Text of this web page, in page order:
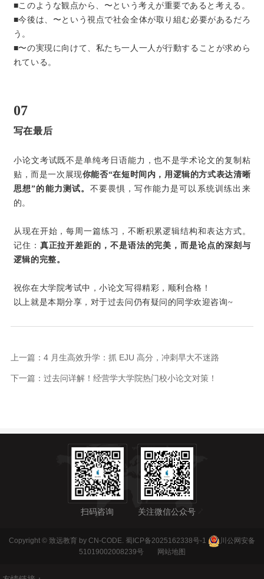
■このような観点から、〜という考えが重要であると考える。
■今後は、〜という視点で社会全体が取り組む必要があるだろ
う。
■〜の実現に向けて、私たち一人一人が行動することが求めら
れている。
07
写在最后
小论文考试既不是单纯考日语能力，也不是学术论文的复制粘
贴，而是一次展现你能否“在短时间内，用逻辑的方式表达清晰
思想”的能力测试。 不要畏惧，写作能力是可以系统训练出来
的。
从现在开始，每周一篇练习，不断积累逻辑结构和表达方式。
记住： 真正拉开差距的，不是语法的完美，而是论点的深刻与
逻辑的完整。
祝你在大学院考试中，小论文写得精彩，顺利合格！
以上就是本期分享，对于过去问仍有疑问的同学欢迎咨询~
上一篇：4 月生高效升学：抓 EJU 高分，冲刺早大不迷路
下一篇：过去问详解！经营学大学院热门校小论文对策！
扫码咨询 关注微信公众号
Copyright © 致远教育 by CN-CODE. 蜀ICP备2025162338号-1
川公网安备
51019002008239号
网站地图